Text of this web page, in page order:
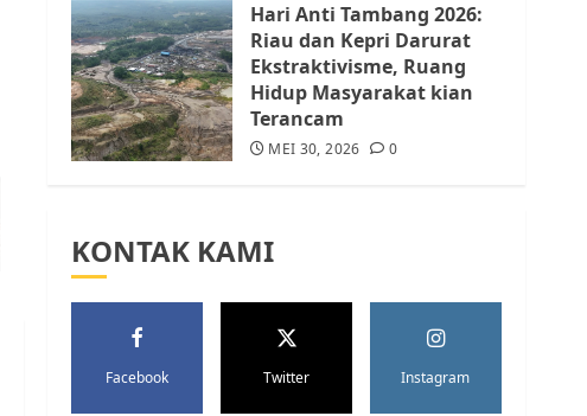
Hari Anti Tambang 2026:
Riau dan Kepri Darurat
Ekstraktivisme, Ruang
Hidup Masyarakat kian
Terancam
MEI 30, 2026 0
KONTAK KAMI
Facebook Twitter Instagram